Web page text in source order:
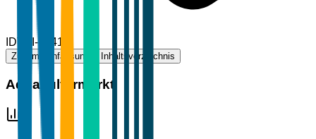
IDTBI-13412
Zusammenfassung Inhaltsverzeichnis
Aquakulturmarkt